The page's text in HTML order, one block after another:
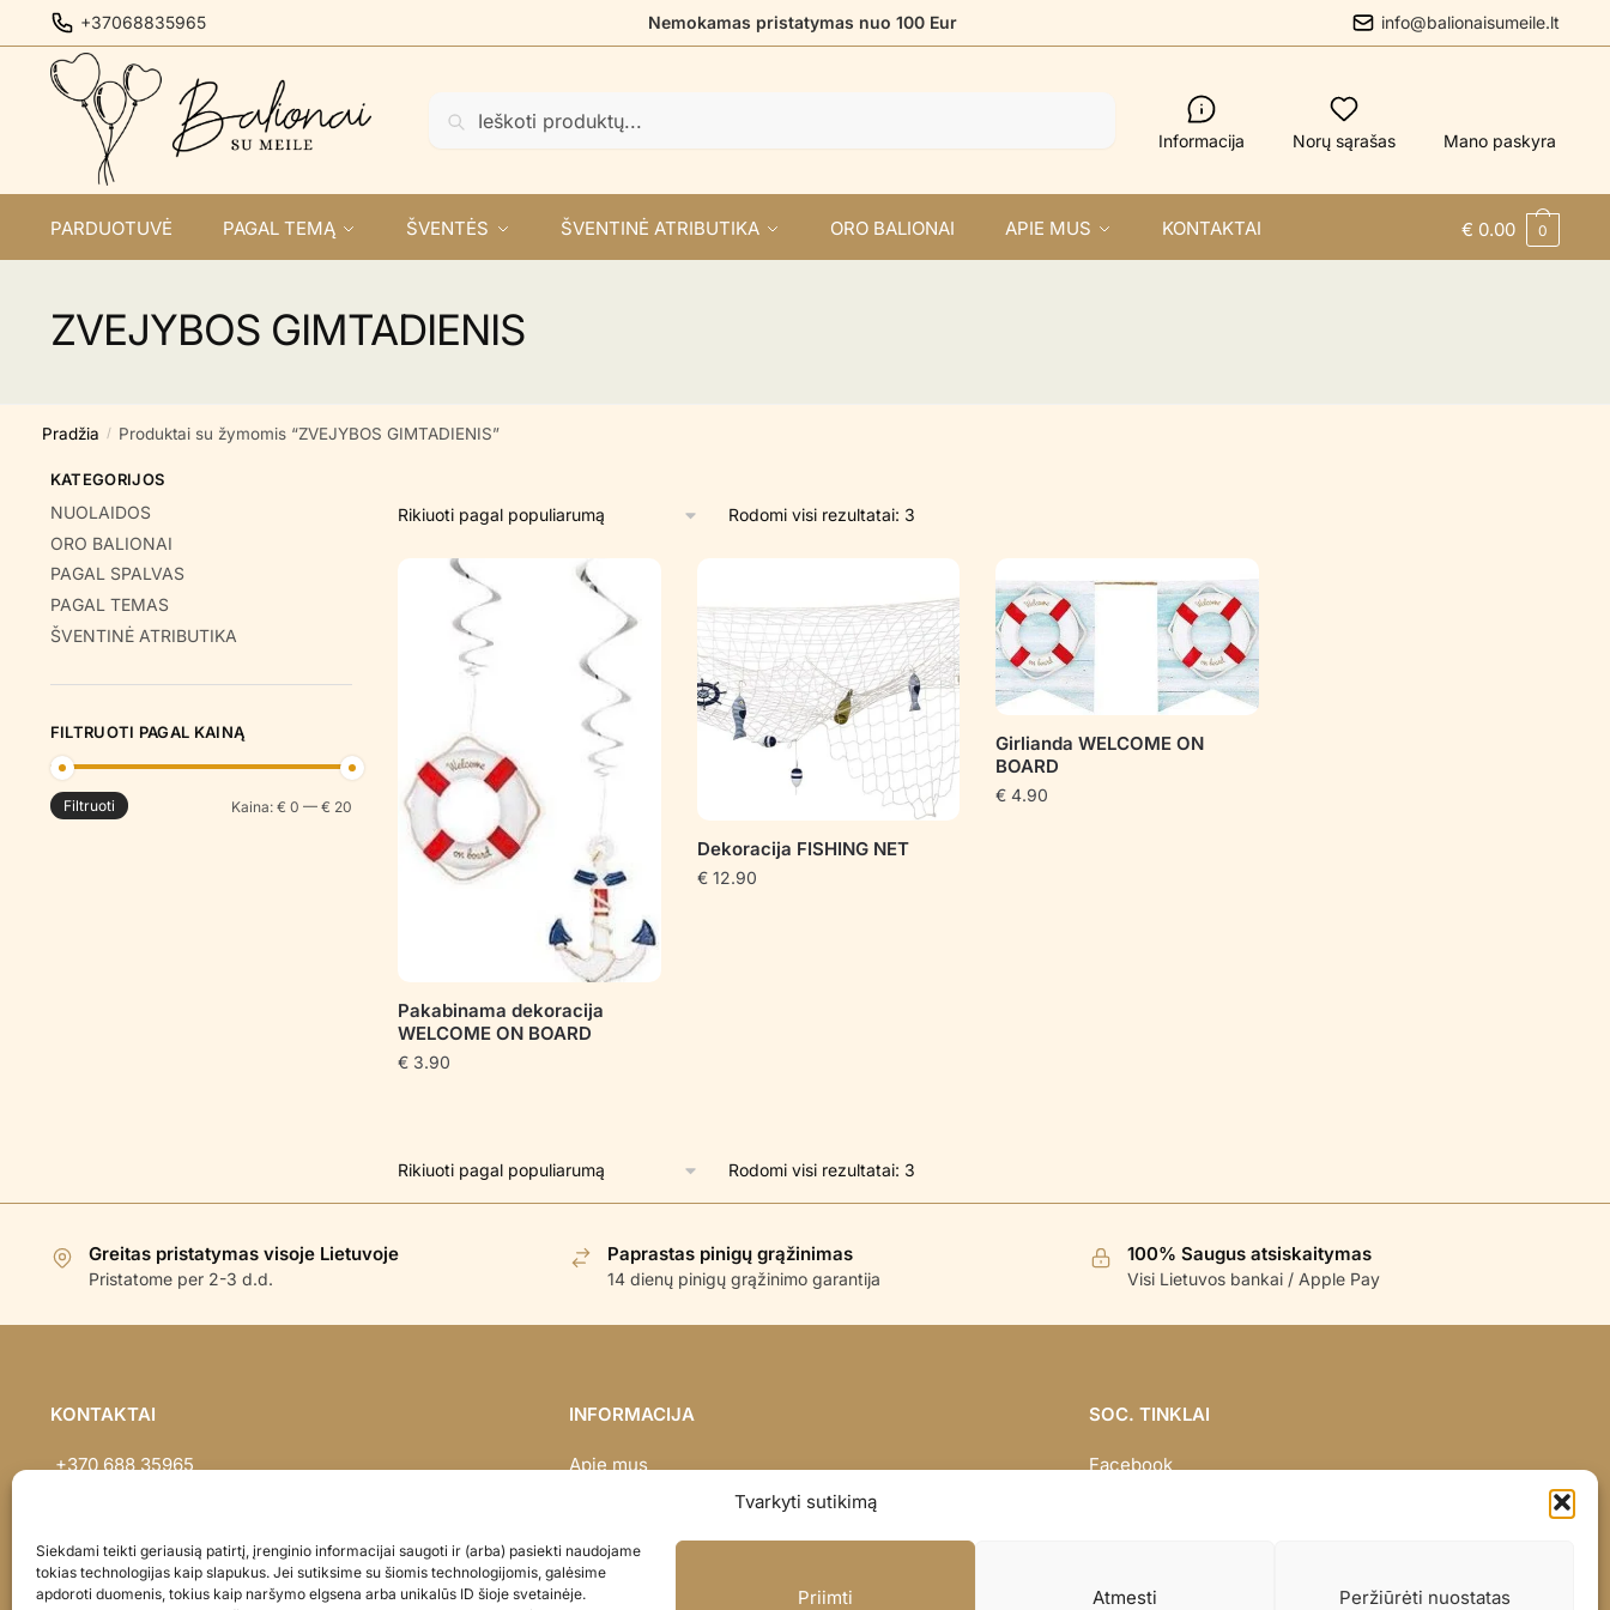
Tvarkyti sutikimą
Siekdami teikti geriausią patirtį, įrenginio informacijai saugoti ir (arba) pasiekti naudojame
tokias technologijas kaip slapukus. Jei sutiksime su šiomis technologijomis, galėsime
apdoroti duomenis, tokius kaip naršymo elgsena arba unikalūs ID šioje svetainėje.
Priimti Atmesti Peržiūrėti nuostatas
to
navigation
to
content
+37068835965 Nemokamas pristatymas nuo 100 Eur info@balionaisumeile.lt
Informacija Norų sąrašas Mano paskyra
PARDUOTUVĖ PAGAL TEMĄ ŠVENTĖS ŠVENTINĖ ATRIBUTIKA ORO BALIONAI APIE MUS KONTAKTAI € 0.00 0
ZVEJYBOS GIMTADIENIS
Pradžia / Produktai su žymomis “ZVEJYBOS GIMTADIENIS”
Rodomi visi rezultatai: 3Rūšiuojama
populiarumą
Pakabinama dekoracija
WELCOME ON BOARD
€3.90
Dekoracija FISHING NET
€12.90
Girlianda WELCOME ON
BOARD
€ 4.90
Rodomi visi rezultatai: 3Rūšiuojama
KATEGORIJOS
NUOLAIDOS
ORO BALIONAI
PAGAL SPALVAS
PAGAL TEMAS
ŠVENTINĖ ATRIBUTIKA
FILTRUOTI PAGAL KAINĄ
Min
Maks
Filtruoti Kaina: € 0 — € 20
Greitas pristatymas visoje Lietuvoje
Pristatome per 2-3 d.d.
Paprastas pinigų grąžinimas
14 dienų pinigų grąžinimo garantija
100% Saugus atsiskaitymas
Visi Lietuvos bankai / Apple Pay
KONTAKTAI
+370 688 35965
INFORMACIJA
Apie mus
Privatumo politika
Parduotuvės politika
SOC. TINKLAI
Facebook